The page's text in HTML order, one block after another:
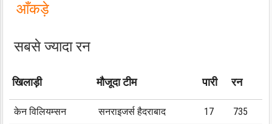
आँकड़े
सबसे ज्यादा रन
खिलाड़ी मौजूदा टीम पारी रन
केन विलियम्सन सनराइजर्स हैदराबाद 17 735